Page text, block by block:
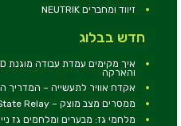
זיווד ומחברים NEUTRIK
חדש בבלוג
והארקה
אקדח אוויר לתעשייה – המדריך
ממסרים מצב מוצק – Solid State Relay
מלחמי גז: מבערים ומלחמים גז